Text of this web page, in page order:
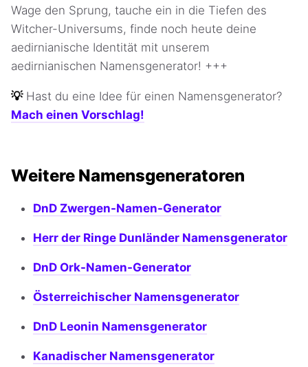
Wage den Sprung, tauche ein in die Tiefen des
Witcher-Universums, finde noch heute deine
aedirnianische Identität mit unserem
aedirnianischen Namensgenerator! +++
💡 Hast du eine Idee für einen Namensgenerator?
Mach einen Vorschlag!
Weitere Namensgeneratoren
DnD Zwergen-Namen-Generator
Herr der Ringe Dunländer Namensgenerator
DnD Ork-Namen-Generator
Österreichischer Namensgenerator
DnD Leonin Namensgenerator
Kanadischer Namensgenerator